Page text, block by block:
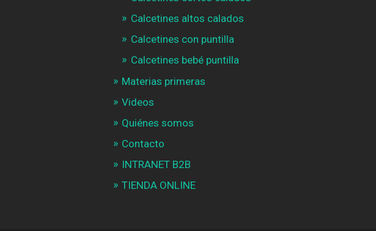
Calcetines altos calados
Calcetines con puntilla
Calcetines bebé puntilla
Materias primeras
Videos
Quiénes somos
Contacto
INTRANET B2B
TIENDA ONLINE